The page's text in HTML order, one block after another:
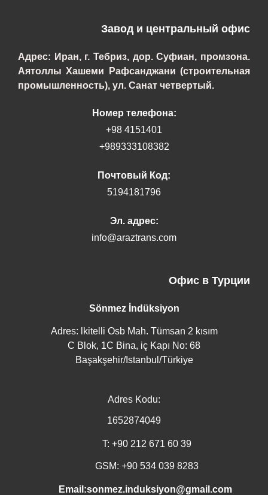
Завод и центральный офис
Адрес: Иран, г. Тебриз, дор. Суфиан, промзона.
Аятоллы Хашеми Рафсанджани (строительная
промышленность), ул. Санат четвертый.
Номер телефона:
+98 4151401
+989333108382
Почтовый Код:
5194181796
Эл. адрес:
info@araztrans.com
Офис в Турции
Sönmez İndüksiyon
Adres: lkitelli Osb Mah. Tümsan 2 kısım
C Blok, 1C Bina, iç Kapı No: 68
Başakşehir/Istanbul/Türkiye
Adres Kodu:
1652874049
T: +90 212 671 60 39
GSM: +90 534 039 8283
Email:sonmez.induksiyon@gmail.com